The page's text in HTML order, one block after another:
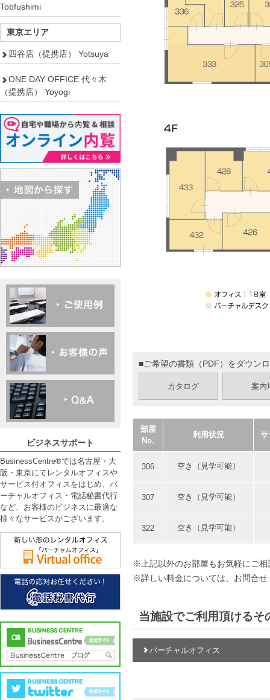
■ご希望の書類（PDF）をダウン
カタログ 案内
部屋
No.
利用状況 サ
306 空き（見学可能）
307 空き（見学可能）
322 空き（見学可能）
※上記以外のお部屋もお気軽にご相
※詳しい料金については、お問合せ
当施設でご利用頂けるそ
バーチャルオフィス
Tobfushimi
東京エリア
四谷店（提携店） Yotsuya
ONE DAY OFFICE 代々木
（提携店） Yoyogi
ビジネスサポート
BusinessCentre®では名古屋・大
阪・東京にてレンタルオフィスや
サービス付オフィスをはじめ、バ
ーチャルオフィス・電話秘書代行
など、お客様のビジネスに最適な
様々なサービスがございます。